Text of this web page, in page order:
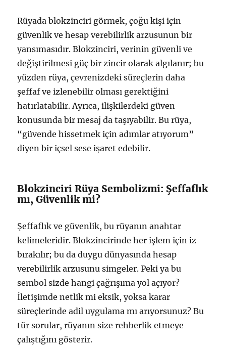
Rüyada blokzinciri görmek, çoğu kişi için
güvenlik ve hesap verebilirlik arzusunun bir
yansımasıdır. Blokzinciri, verinin güvenli ve
değiştirilmesi güç bir zincir olarak algılanır; bu
yüzden rüya, çevrenizdeki süreçlerin daha
şeffaf ve izlenebilir olması gerektiğini
hatırlatabilir. Ayrıca, ilişkilerdeki güven
konusunda bir mesaj da taşıyabilir. Bu rüya,
“güvende hissetmek için adımlar atıyorum”
diyen bir içsel sese işaret edebilir.
Blokzinciri Rüya Sembolizmi: Şeffaflık
mı, Güvenlik mi?
Şeffaflık ve güvenlik, bu rüyanın anahtar
kelimeleridir. Blokzincirinde her işlem için iz
bırakılır; bu da duygu dünyasında hesap
verebilirlik arzusunu simgeler. Peki ya bu
sembol sizde hangi çağrışıma yol açıyor?
İletişimde netlik mi eksik, yoksa karar
süreçlerinde adil uygulama mı arıyorsunuz? Bu
tür sorular, rüyanın size rehberlik etmeye
çalıştığını gösterir.